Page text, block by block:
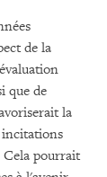
de la
que de
la
incitations
Cela pourrait